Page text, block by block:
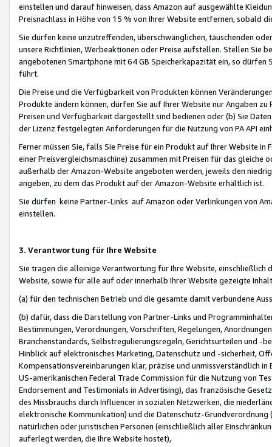
einstellen und darauf hinweisen, dass Amazon auf ausgewählte
Preisnachlass in Höhe von 15 % von Ihrer Website entfernen, sobald
Sie dürfen keine unzutreffenden, überschwänglichen, täuschenden
unsere Richtlinien, Werbeaktionen oder Preise aufstellen. Stellen Sie
angebotenen Smartphone mit 64 GB Speicherkapazität ein, so dürfen
führt.
Die Preise und die Verfügbarkeit von Produkten können
Produkte ändern können, dürfen Sie auf Ihrer Website nur Angaben
Preisen und Verfügbarkeit dargestellt sind bedienen oder (b) Sie
der Lizenz festgelegten Anforderungen für die Nutzung von PA API
Ferner müssen Sie, falls Sie Preise für ein Produkt auf Ihrer Website
einer Preisvergleichsmaschine) zusammen mit Preisen für das
außerhalb der Amazon-Website angeboten werden, jeweils den
angeben, zu dem das Produkt auf der Amazon-Website erhältlich ist.
Sie dürfen keine Partner-Links auf Amazon oder Verlinkungen von
einstellen.
3. Verantwortung für Ihre Website
Sie tragen die alleinige Verantwortung für Ihre Website,
Website, sowie für alle auf oder innerhalb Ihrer Website gezeigte
(a) für den technischen Betrieb und die gesamte damit verbundene
(b) dafür, dass die Darstellung von Partner-Links und
Bestimmungen, Verordnungen, Vorschriften, Regelungen,
Branchenstandards, Selbstregulierungsregeln, Gerichtsurteilen und -
Hinblick auf elektronisches Marketing, Datenschutz und -sicherheit,
Kompensationsvereinbarungen klar, präzise und unmissverständlich
US-amerikanischen Federal Trade Commission für die Nutzung von
Endorsement and Testimonials in Advertising), das französische
des Missbrauchs durch Influencer in sozialen Netzwerken, die
elektronische Kommunikation) und die Datenschutz-
natürlichen oder juristischen Personen (einschließlich aller
auferlegt werden, die Ihre Website hostet),